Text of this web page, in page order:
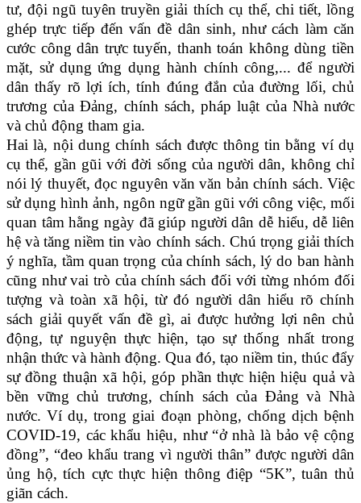
tư, đội ngũ tuyên truyền giải thích cụ thể, chi tiết, lồng
ghép trực tiếp đến vấn đề dân sinh, như cách làm căn
cước công dân trực tuyến, thanh toán không dùng tiền
mặt, sử dụng ứng dụng hành chính công,... để người
dân thấy rõ lợi ích, tính đúng đắn của đường lối, chủ
trương của Đảng, chính sách, pháp luật của Nhà nước
và chủ động tham gia.
Hai là, nội dung chính sách được thông tin bằng ví dụ
cụ thể, gần gũi với đời sống của người dân, không chỉ
nói lý thuyết, đọc nguyên văn văn bản chính sách. Việc
sử dụng hình ảnh, ngôn ngữ gần gũi với công việc, mối
quan tâm hằng ngày đã giúp người dân dễ hiểu, dễ liên
hệ và tăng niềm tin vào chính sách. Chú trọng giải thích
ý nghĩa, tầm quan trọng của chính sách, lý do ban hành
cũng như vai trò của chính sách đối với từng nhóm đối
tượng và toàn xã hội, từ đó người dân hiểu rõ chính
sách giải quyết vấn đề gì, ai được hưởng lợi nên chủ
động, tự nguyện thực hiện, tạo sự thống nhất trong
nhận thức và hành động. Qua đó, tạo niềm tin, thúc đẩy
sự đồng thuận xã hội, góp phần thực hiện hiệu quả và
bền vững chủ trương, chính sách của Đảng và Nhà
nước. Ví dụ, trong giai đoạn phòng, chống dịch bệnh
COVID-19, các khẩu hiệu, như “ở nhà là bảo vệ cộng
đồng”, “đeo khẩu trang vì người thân” được người dân
ủng hộ, tích cực thực hiện thông điệp “5K”, tuân thủ
giãn cách.